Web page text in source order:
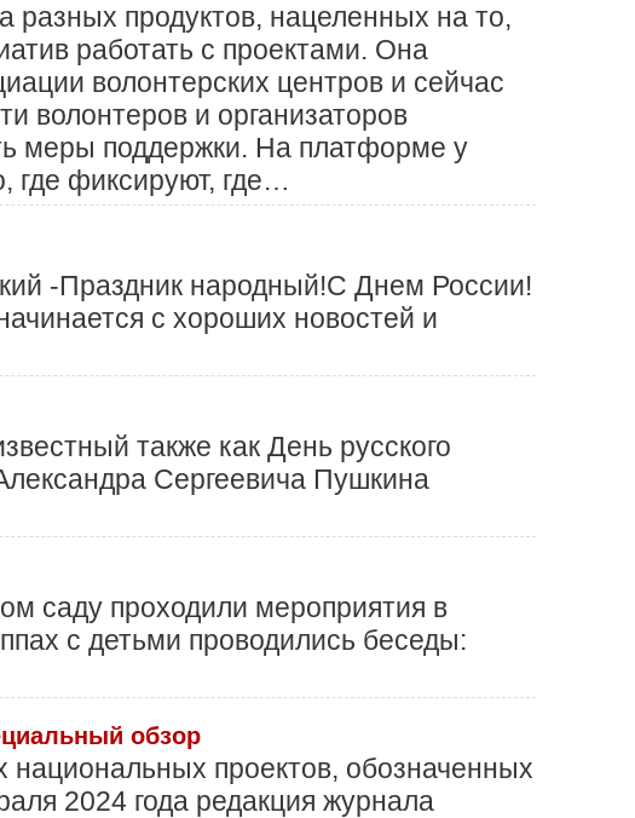
продуктов, нацеленных на то,
работать с проектами. Она
волонтерских центров и сейчас
волонтеров и организаторов
меры поддержки. На платформе у
где фиксируют, где…
-Праздник народный!С Днем России!
с хороших новостей и
также как День русского
Сергеевича Пушкина
саду проходили мероприятия в
с детьми проводились беседы:
обзор
проектов, обозначенных
2024 года редакция журнала